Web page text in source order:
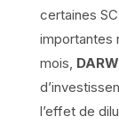
certaines
importantes
mois,
l’effet de